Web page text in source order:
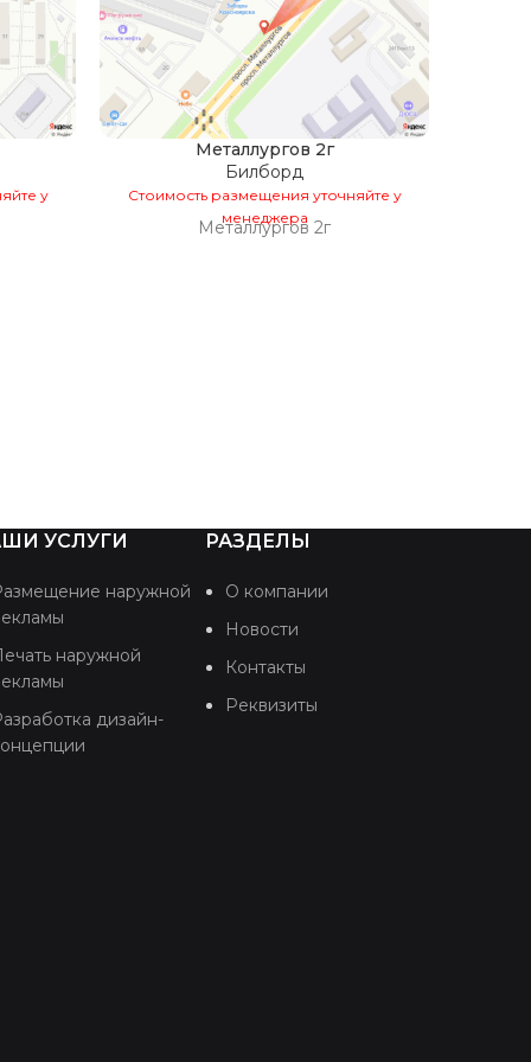
у
Металлургов 2г
Билборд
Стоимость размещения уточняйте у
менеджера
Металлургов 2г
УСЛУГИ
наружной
наружной
дизайн-
РАЗДЕЛЫ
О компании
Новости
Контакты
Реквизиты